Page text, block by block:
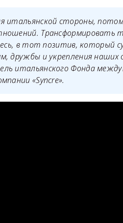
итальянской стороны,
Трансформировать
в тот позитив, который
дружбы и укрепления наших
итальянского Фонда
«Syncre».